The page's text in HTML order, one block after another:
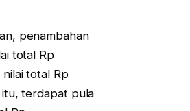
penambahan
total Rp
nilai total Rp
itu, terdapat pula